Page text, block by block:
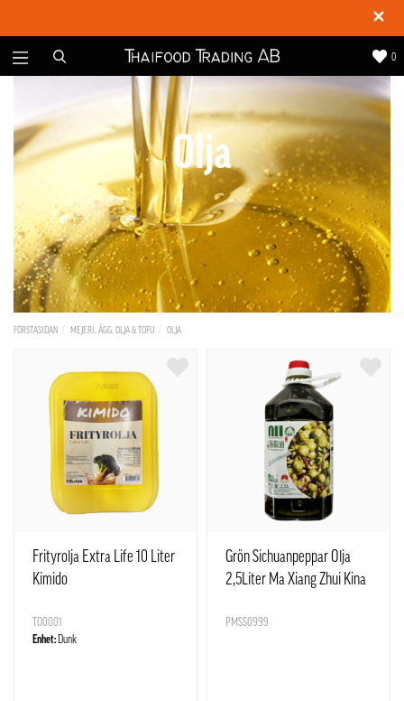
✕
0
Olja
FÖRSTASIDAN MEJERI, ÄGG, OLJA & TOFU OLJA
Frityrolja Extra Life 10 Liter
Kimido
TO0001
Enhet: Dunk
Grön Sichuanpeppar Olja
2,5Liter Ma Xiang Zhui Kina
PMSS0999